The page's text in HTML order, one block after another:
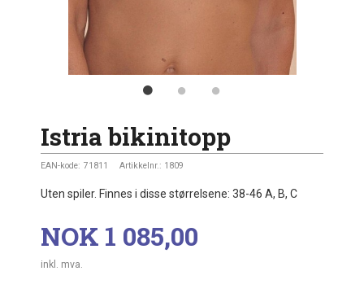
Istria bikinitopp
EAN-kode: 71811 Artikkelnr.: 1809
Uten spiler. Finnes i disse størrelsene: 38-46 A, B, C
Pris
NOK 1 085,00
inkl. mva.